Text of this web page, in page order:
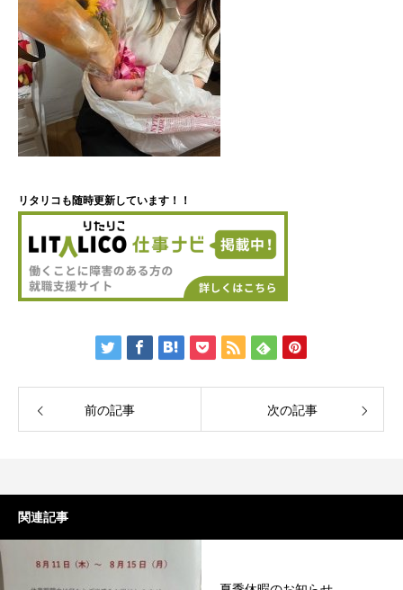
リタリコも随時更新しています！！
前の記事 次の記事
関連記事